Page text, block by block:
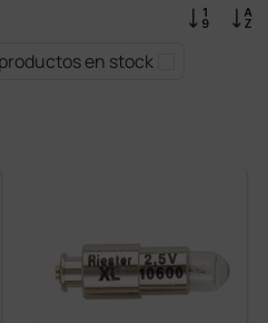
en stock